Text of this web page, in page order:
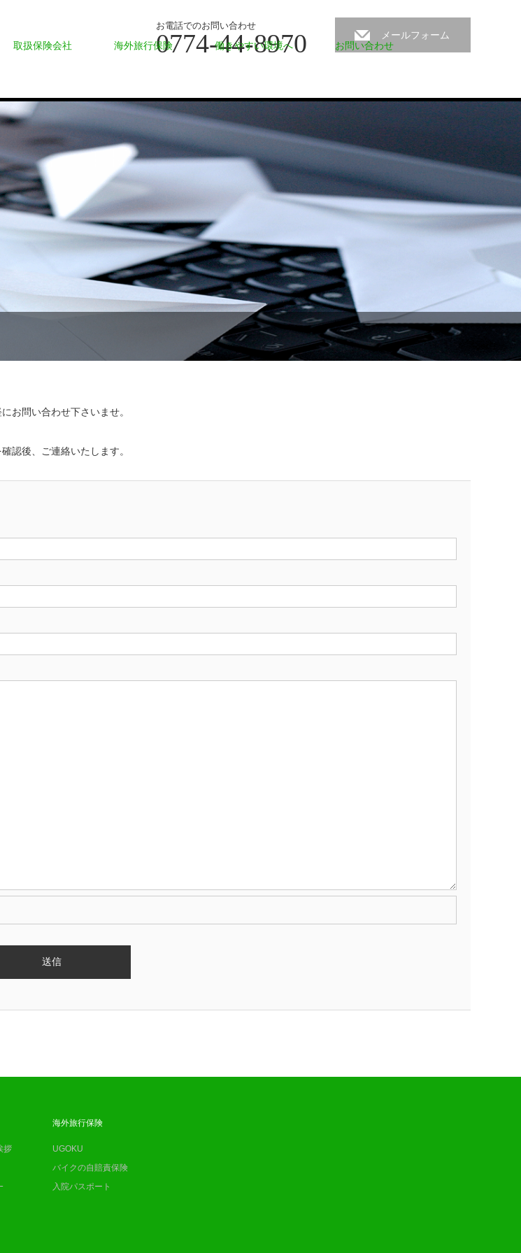
お電話でのお問い合わせ
0774-44-8970
メールフォーム
取扱保険会社 海外旅行保険 働きやすい環境へ お問い合わせ
お問い合わせ下さいませ。
認後、ご連絡いたします。
拶
海外旅行保険
UGOKU
バイクの自賠責保険
入院パスポート